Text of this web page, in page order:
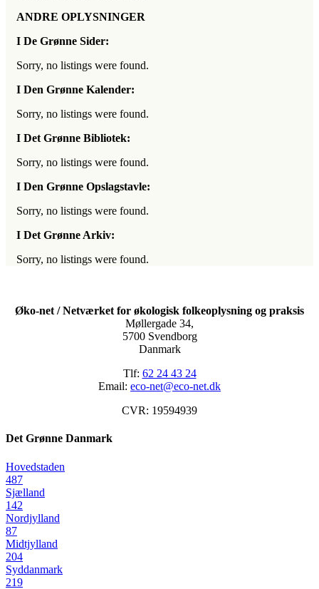
ANDRE OPLYSNINGER
I De Grønne Sider:
Sorry, no listings were found.
I Den Grønne Kalender:
Sorry, no listings were found.
I Det Grønne Bibliotek:
Sorry, no listings were found.
I Den Grønne Opslagstavle:
Sorry, no listings were found.
I Det Grønne Arkiv:
Sorry, no listings were found.
Øko-net / Netværket for økologisk folkeoplysning og praksis
Møllergade 34,
5700 Svendborg
Danmark
Tlf: 62 24 43 24
Email: eco-net@eco-net.dk
CVR: 19594939
Det Grønne Danmark
Hovedstaden
487
Sjælland
142
Nordjylland
87
Midtjylland
204
Syddanmark
219